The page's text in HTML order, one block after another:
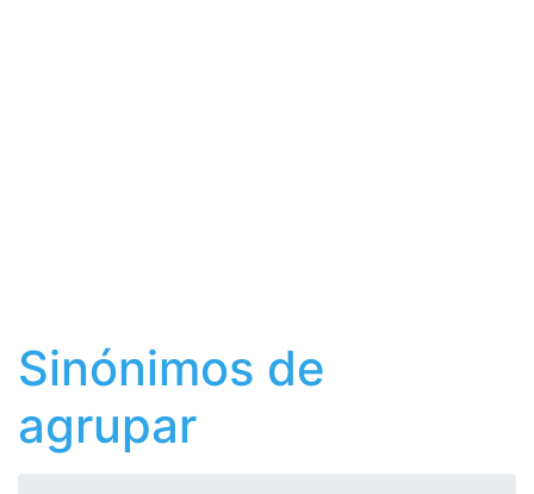
Sinónimos de
agrupar